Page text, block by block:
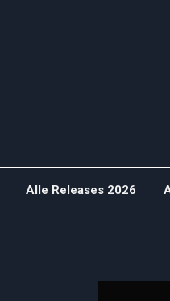
Alle Releases 2026